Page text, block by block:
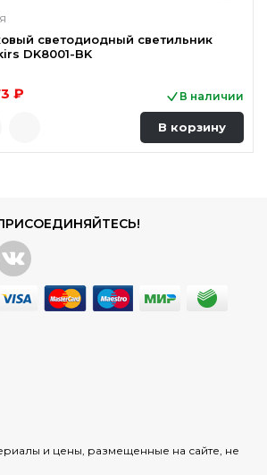
светодиодный светильник
DK8001-BK
₽ В наличии
В корзину
и цены, размещенные на сайте, не